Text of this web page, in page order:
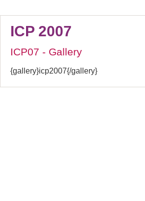
ICP 2007
ICP07 - Gallery
{gallery}icp2007{/gallery}